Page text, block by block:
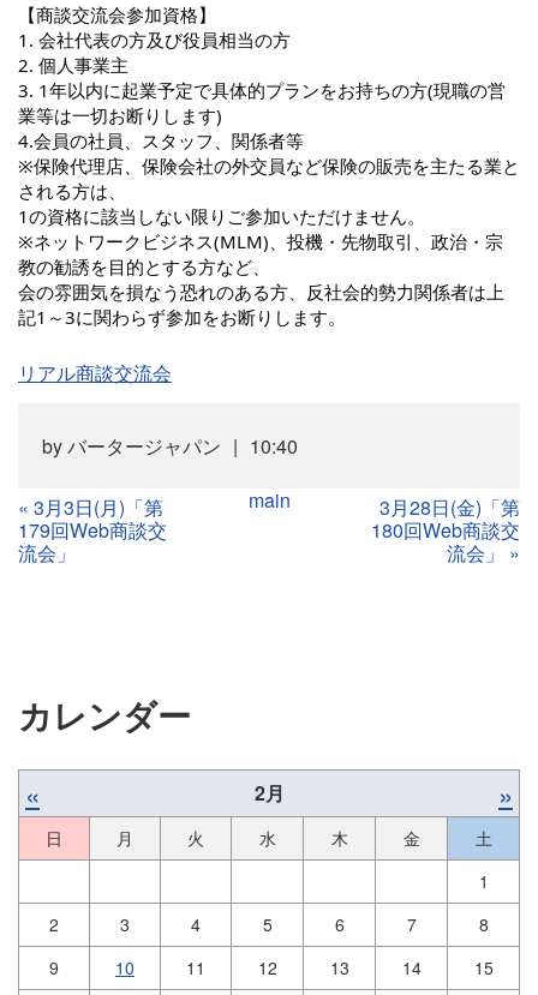
【商談交流会参加資格】
1. 会社代表の方及び役員相当の方
2. 個人事業主
3. 1年以内に起業予定で具体的プランをお持ちの方(現職の営
業等は一切お断りします)
4.会員の社員、スタッフ、関係者等
※保険代理店、保険会社の外交員など保険の販売を主たる業と
される方は、
1の資格に該当しない限りご参加いただけません。
※ネットワークビジネス(MLM)、投機・先物取引、政治・宗
教の勧誘を目的とする方など、
会の雰囲気を損なう恐れのある方、反社会的勢力関係者は上
記1～3に関わらず参加をお断りします。
リアル商談交流会
byバータージャパン 10:40
« 3月3日(月)「第
179回Web商談交
流会」
main
3月28日(金)「第
180回Web商談交
流会」
»
カレンダー
« 2月 »
日 月 火 水 木 金
土
1
2
3 4 5 6 7
8
9
10 11 12 13 14
15